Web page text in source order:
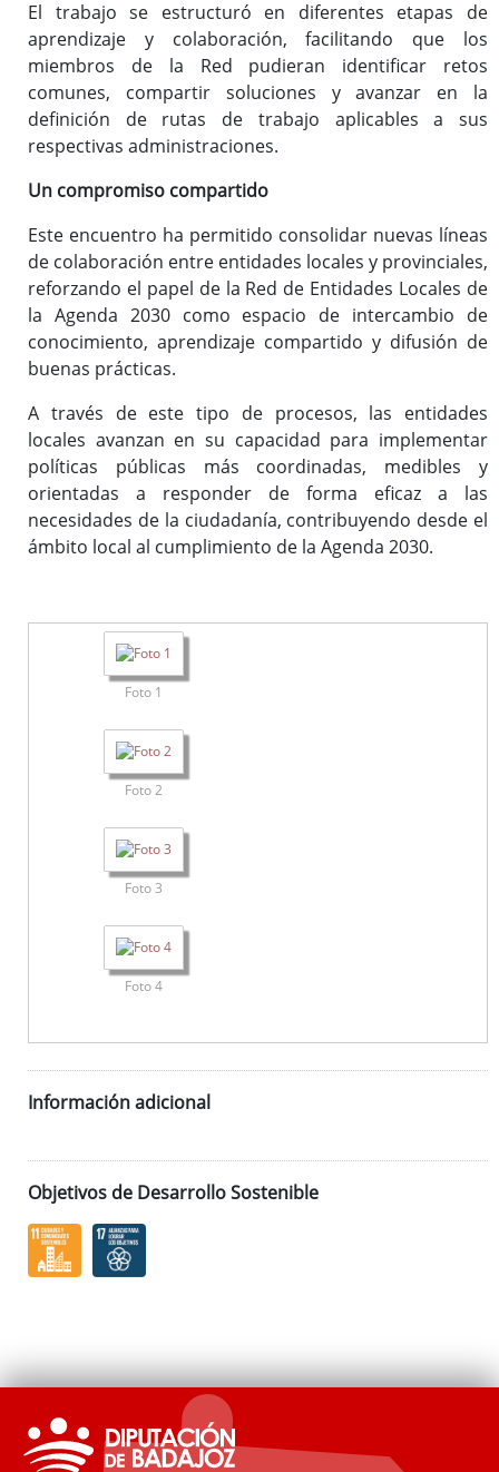
El trabajo se estructuró en diferentes etapas de
aprendizaje y colaboración, facilitando que los
miembros de la Red pudieran identificar retos
comunes, compartir soluciones y avanzar en la
definición de rutas de trabajo aplicables a sus
respectivas administraciones.
Un compromiso compartido
Este encuentro ha permitido consolidar nuevas líneas
de colaboración entre entidades locales y provinciales,
reforzando el papel de la Red de Entidades Locales de
la Agenda 2030 como espacio de intercambio de
conocimiento, aprendizaje compartido y difusión de
buenas prácticas.
A través de este tipo de procesos, las entidades
locales avanzan en su capacidad para implementar
políticas públicas más coordinadas, medibles y
orientadas a responder de forma eficaz a las
necesidades de la ciudadanía, contribuyendo desde el
ámbito local al cumplimiento de la Agenda 2030.
Foto 1
Foto 2
Foto 3
Foto 4
Información adicional
Objetivos de Desarrollo Sostenible